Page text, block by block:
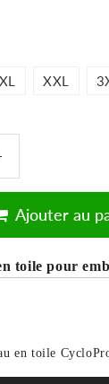
XL XXL
Ajouter au
toile pour
Next buttons
en toile